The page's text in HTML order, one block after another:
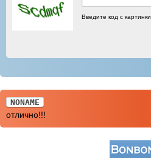
Введите код с картинки
NONAME
отлично!!!